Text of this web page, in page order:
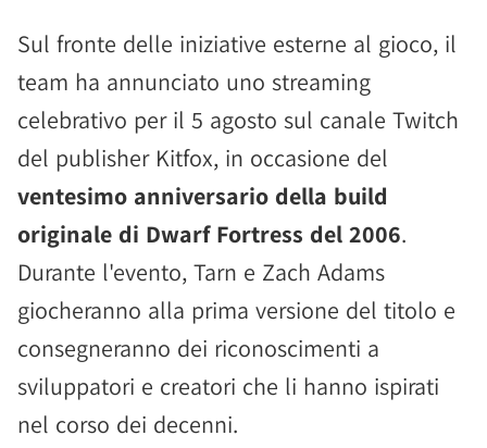
Sul fronte delle iniziative esterne al gioco, il
team ha annunciato uno streaming
celebrativo per il 5 agosto sul canale Twitch
del publisher Kitfox, in occasione del
ventesimo anniversario della build
originale di Dwarf Fortress del 2006.
Durante l'evento, Tarn e Zach Adams
giocheranno alla prima versione del titolo e
consegneranno dei riconoscimenti a
sviluppatori e creatori che li hanno ispirati
nel corso dei decenni.